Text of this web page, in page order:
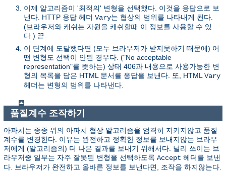
이제 알고리즘이 '최적의' 변형을 선택했다. 이것을 응답으로 보
낸다. HTTP 응답 헤더 Vary는 협상의 범위를 나타내게 된다.
(브라우저와 캐쉬는 자원을 캐쉬할때 이 정보를 사용할 수 있
다.) 끝.
이 단계에 도달했다면 (모두 브라우저가 받지못하기 때문에) 어
떤 변형도 선택이 안된 경우다. ("No acceptable
representation"를 뜻하는) 상태 406과 내용으로 사용가능한 변
형의 목록을 담은 HTML 문서를 응답을 보낸다. 또, HTML Vary
헤더는 변형의 범위를 나타낸다.
품질계수 조작하기
아파치는 종종 위의 아파치 협상 알고리즘을 엄격히 지키지않고 품질
계수를 변경한다. 이유는 완전하고 정확한 정보를 보내지않는 브라우
저에게 (알고리즘의) 더 나은 결과를 보내기 위해서다. 널리 쓰이는 브
라우저중 일부는 자주 잘못된 변형을 선택하도록 Accept 헤더를 보낸
다. 브라우저가 완전하고 올바른 정보를 보낸다면, 조작을 하지않는다.